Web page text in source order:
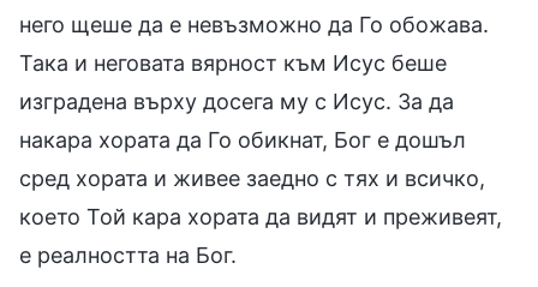
него щеше да е невъзможно да Го обожава.
Така и неговата вярност към Исус беше
изградена върху досега му с Исус. За да
накара хората да Го обикнат, Бог е дошъл
сред хората и живее заедно с тях и всичко,
което Той кара хората да видят и преживеят,
е реалността на Бог.